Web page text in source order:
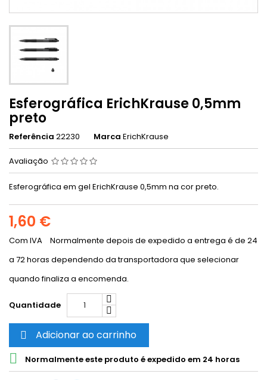
Esferográfica ErichKrause 0,5mm
preto
Referência 22230 Marca ErichKrause
Avaliação
Esferográfica em gel ErichKrause 0,5mm na cor preto.
1,60 €
Com IVA
Normalmente depois de expedido a entrega é de 24
a 72 horas dependendo da transportadora que selecionar
quando finaliza a encomenda.
Quantidade
 Adicionar ao carrinho
 Normalmente este produto é expedido em 24 horas